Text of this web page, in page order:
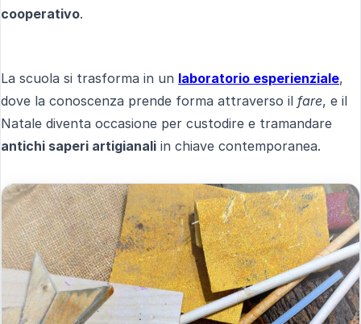
cooperativo.
La scuola si trasforma in un laboratorio esperienziale,
dove la conoscenza prende forma attraverso il fare, e il
Natale diventa occasione per custodire e tramandare
antichi saperi artigianali in chiave contemporanea.